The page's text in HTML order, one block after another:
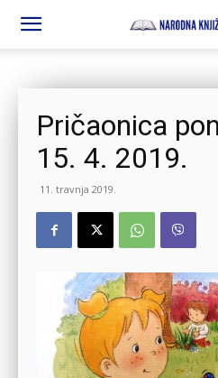
Pričaonica
15. 4. 2019.
11. travnja 2019.